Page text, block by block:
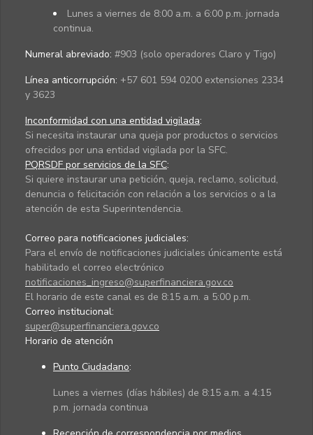
Lunes a viernes de 8:00 a.m. a 6:00 p.m. jornada
continua.
Numeral abreviado: #903 (solo operadores Claro y Tigo)
Línea anticorrupción: +57 601 594 0200 extensiones 2334
y 3623
Inconformidad con una entidad vigilada:
Si necesita instaurar una queja por productos o servicios
ofrecidos por una entidad vigilada por la SFC.
PQRSDF por servicios de la SFC:
Si quiere instaurar una petición, queja, reclamo, solicitud,
denuncia o felicitación con relación a los servicios o a la
atención de esta Superintendencia.
Correo para notificaciones judiciales:
Para el envío de notificaciones judiciales únicamente está
habilitado el correo electrónico
notificaciones_ingreso@superfinanciera.gov.co
El horario de este canal es de 8:15 a.m. a 5:00 p.m.
Correo institucional:
super@superfinanciera.gov.co
Horario de atención
Punto Ciudadano:
Lunes a viernes (días hábiles) de 8:15 a.m. a 4:15
p.m. jornada continua